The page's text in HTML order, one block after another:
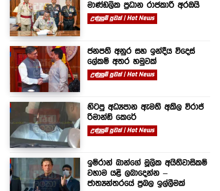
මාණ්ඩලික ප්‍රධාන රාජකාරී අරඹයි
උණුසුම් පුවත් | Hot News
ජනපති අනුර සහ ඉන්දීය විදෙස්
ලේකම් අතර හමුවක්
උණුසුම් පුවත් | Hot News
හිටපු අධ්‍යපාන ඇමති අකිල විරාජ්
රිමාන්ඩ් කෙරේ
උණුසුම් පුවත් | Hot News
ඉම්රාන් ඛාන්ගේ මූලික අයිතිවාසිකම්
වහාම යළි ලබාදෙන්න –
ජාත්‍යන්තරයේ ප්‍රබල ඉල්ලීමක්